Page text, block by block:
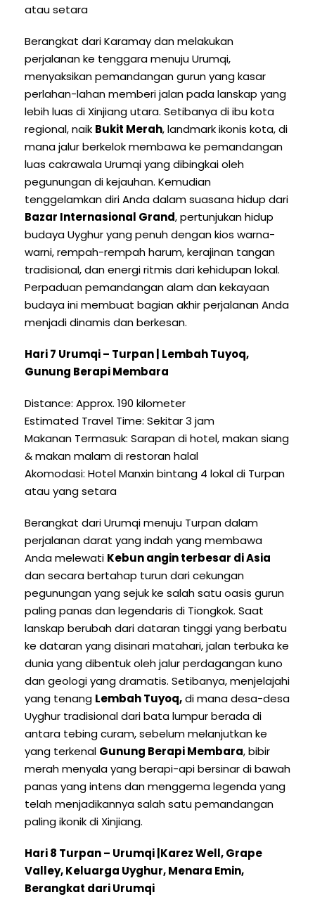
atau setara
Berangkat dari Karamay dan melakukan
perjalanan ke tenggara menuju Urumqi,
menyaksikan pemandangan gurun yang kasar
perlahan-lahan memberi jalan pada lanskap yang
lebih luas di Xinjiang utara. Setibanya di ibu kota
regional, naik Bukit Merah, landmark ikonis kota, di
mana jalur berkelok membawa ke pemandangan
luas cakrawala Urumqi yang dibingkai oleh
pegunungan di kejauhan. Kemudian
tenggelamkan diri Anda dalam suasana hidup dari
Bazar Internasional Grand, pertunjukan hidup
budaya Uyghur yang penuh dengan kios warna-
warni, rempah-rempah harum, kerajinan tangan
tradisional, dan energi ritmis dari kehidupan lokal.
Perpaduan pemandangan alam dan kekayaan
budaya ini membuat bagian akhir perjalanan Anda
menjadi dinamis dan berkesan.
Hari 7 Urumqi – Turpan | Lembah Tuyoq,
Gunung Berapi Membara
Distance: Approx. 190 kilometer
Estimated Travel Time: Sekitar 3 jam
Makanan Termasuk: Sarapan di hotel, makan siang
& makan malam di restoran halal
Akomodasi: Hotel Manxin bintang 4 lokal di Turpan
atau yang setara
Berangkat dari Urumqi menuju Turpan dalam
perjalanan darat yang indah yang membawa
Anda melewati Kebun angin terbesar di Asia
dan secara bertahap turun dari cekungan
pegunungan yang sejuk ke salah satu oasis gurun
paling panas dan legendaris di Tiongkok. Saat
lanskap berubah dari dataran tinggi yang berbatu
ke dataran yang disinari matahari, jalan terbuka ke
dunia yang dibentuk oleh jalur perdagangan kuno
dan geologi yang dramatis. Setibanya, menjelajahi
yang tenang Lembah Tuyoq,di mana desa-desa
Uyghur tradisional dari bata lumpur berada di
antara tebing curam, sebelum melanjutkan ke
yang terkenal Gunung Berapi Membara, bibir
merah menyala yang berapi-api bersinar di bawah
panas yang intens dan menggema legenda yang
telah menjadikannya salah satu pemandangan
paling ikonik di Xinjiang.
Hari 8 Turpan – Urumqi |Karez Well,Grape
Valley, Keluarga Uyghur, Menara Emin,
Berangkat dari Urumqi